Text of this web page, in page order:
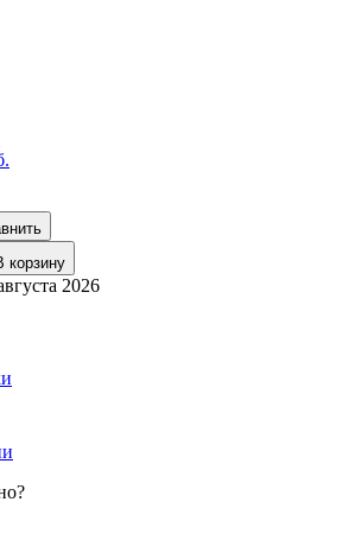
корзину
2026